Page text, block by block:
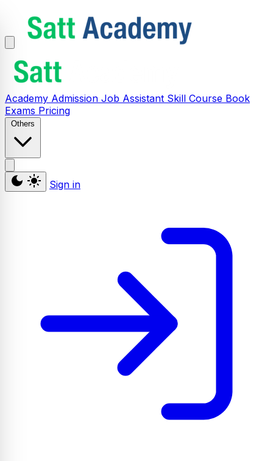
Academy Admission Job Assistant Skill Course Book
Exams Pricing
Others
Sign in